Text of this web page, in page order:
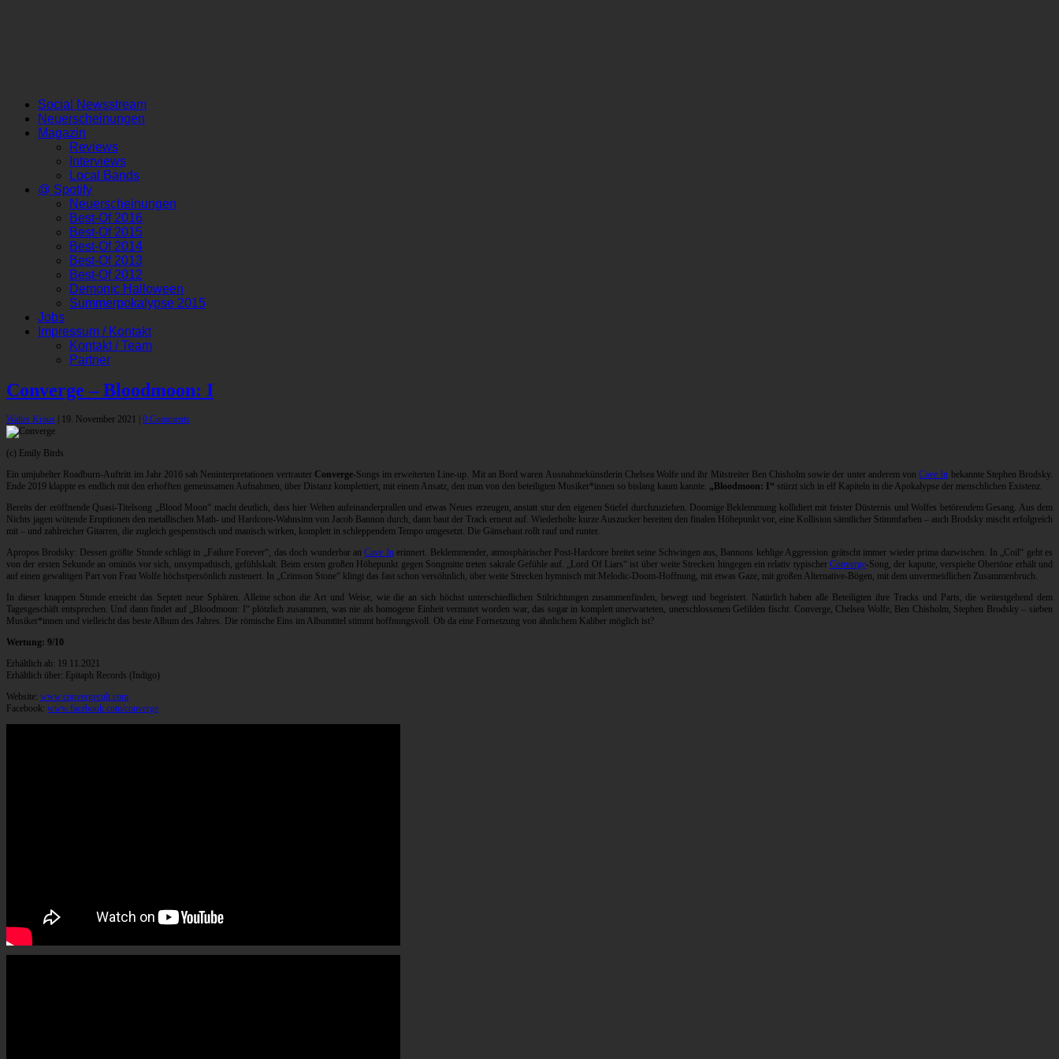
Social Newsstream
Neuerscheinungen
Magazin
Reviews
Interviews
Local Bands
@ Spotify
Neuerscheinungen
Best-Of 2016
Best-Of 2015
Best-Of 2014
Best-Of 2013
Best-Of 2012
Demonic Halloween
Summerpokalypse 2015
Jobs
Impressum / Kontakt
Kontakt / Team
Partner
Converge – Bloodmoon: I
Walter Kraus 19. November 2021 0 Comments
(c) Emily Birds
Ein umjubelter Roadburn-Auftritt im Jahr 2016 sah Neuinterpretationen vertrauter Converge-Songs im erweiterten Line-up. Mit an Bord waren Ausnahmekünstlerin Chelsea Wolfe und ihr Mitstreiter Ben Chisholm sowie der unter anderem vonCave In bekannte Stephen Brodsky.
Ende 2019 klappte es endlich mit den erhofften gemeinsamen Aufnahmen, über Distanz komplettiert, mit einem Ansatz, den man von den beteiligten Musiker*innen so bislang kaum kannte. „Bloodmoon: I“ stürzt sich in elf Kapiteln in die Apokalypse der menschlichen Existenz.
Bereits der eröffnende Quasi-Titelsong „Blood Moon“ macht deutlich, dass hier Welten aufeinanderprallen und etwas Neues erzeugen, anstatt stur den eigenen Stiefel durchzuziehen. Doomige Beklemmung kollidiert mit feister Düsternis und Wolfes betörendem Gesang. Aus dem
Nichts jagen wütende Eruptionen den metallischen Math- und Hardcore-Wahnsinn von Jacob Bannon durch, dann baut der Track erneut auf. Wiederholte kurze Auszucker bereiten den finalen Höhepunkt vor, eine Kollision sämtlicher Stimmfarben – auch Brodsky mischt erfolgreich
mit – und zahlreicher Gitarren, die zugleich gespenstisch und manisch wirken, komplett in schleppendem Tempo umgesetzt. Die Gänsehaut rollt rauf und runter.
Apropos Brodsky: Dessen größte Stunde schlägt in „Failure Forever“, das doch wunderbar anCave Inerinnert. Beklemmender, atmosphärischer Post-Hardcore breitet seine Schwingen aus, Bannons kehlige Aggression grätscht immer wieder prima dazwischen. In „Coil“ geht es
von der ersten Sekunde an ominös vor sich, unsympathisch, gefühlskalt. Beim ersten großen Höhepunkt gegen Songmitte treten sakrale Gefühle auf. „Lord Of Liars“ ist über weite Strecken hingegen ein relativ typischerConverge-Song, der kaputte, verspielte Obertöne erhält und
auf einen gewaltigen Part von Frau Wolfe höchstpersönlich zusteuert. In „Crimson Stone“ klingt das fast schon versöhnlich, über weite Strecken hymnisch mit Melodic-Doom-Hoffnung, mit etwas Gaze, mit großen Alternative-Bögen, mit dem unvermeidlichen Zusammenbruch.
In dieser knappen Stunde erreicht das Septett neue Sphären. Alleine schon die Art und Weise, wie die an sich höchst unterschiedlichen Stilrichtungen zusammenfinden, bewegt und begeistert. Natürlich haben alle Beteiligten ihre Tracks und Parts, die weitestgehend dem
Tagesgeschäft entsprechen. Und dann findet auf „Bloodmoon: I“ plötzlich zusammen, was nie als homogene Einheit vermutet worden war, das sogar in komplett unerwarteten, unerschlossenen Gefilden fischt. Converge, Chelsea Wolfe, Ben Chisholm, Stephen Brodsky – sieben
Musiker*innen und vielleicht das beste Album des Jahres. Die römische Eins im Albumtitel stimmt hoffnungsvoll. Ob da eine Fortsetzung von ähnlichem Kaliber möglich ist?
Wertung: 9/10
Erhältlich ab: 19.11.2021
Erhältlich über: Epitaph Records (Indigo)
Website: www.convergecult.com
Facebook: www.facebook.com/converge